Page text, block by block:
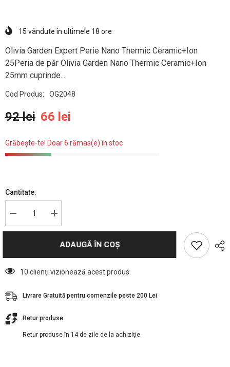
15 vândute în ultimele 18 ore
Olivia Garden Expert Perie Nano Thermic Ceramic+Ion
25Peria de păr Olivia Garden Nano Thermic Ceramic+Ion
25mm cuprinde...
Cod Produs: OG2048
92 lei 66 lei
Grăbește-te! Doar 6 rămas(e) în stoc
Cantitate:
Reduceți
cantitatea
pentru
Nano
25
Creșteți
cantitatea
pentru
Garden
Nano
25
ADAUGĂ ÎN COȘ
10 clienți vizionează acest produs
Livrare Gratuită pentru comenzile peste 200 Lei
Retur produse
Retur produse în 14 de zile de la achiziție